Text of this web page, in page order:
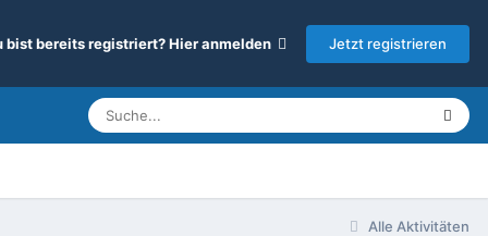
bist bereits registriert? Hier anmelden Jetzt registrieren
Alle Aktivitäten